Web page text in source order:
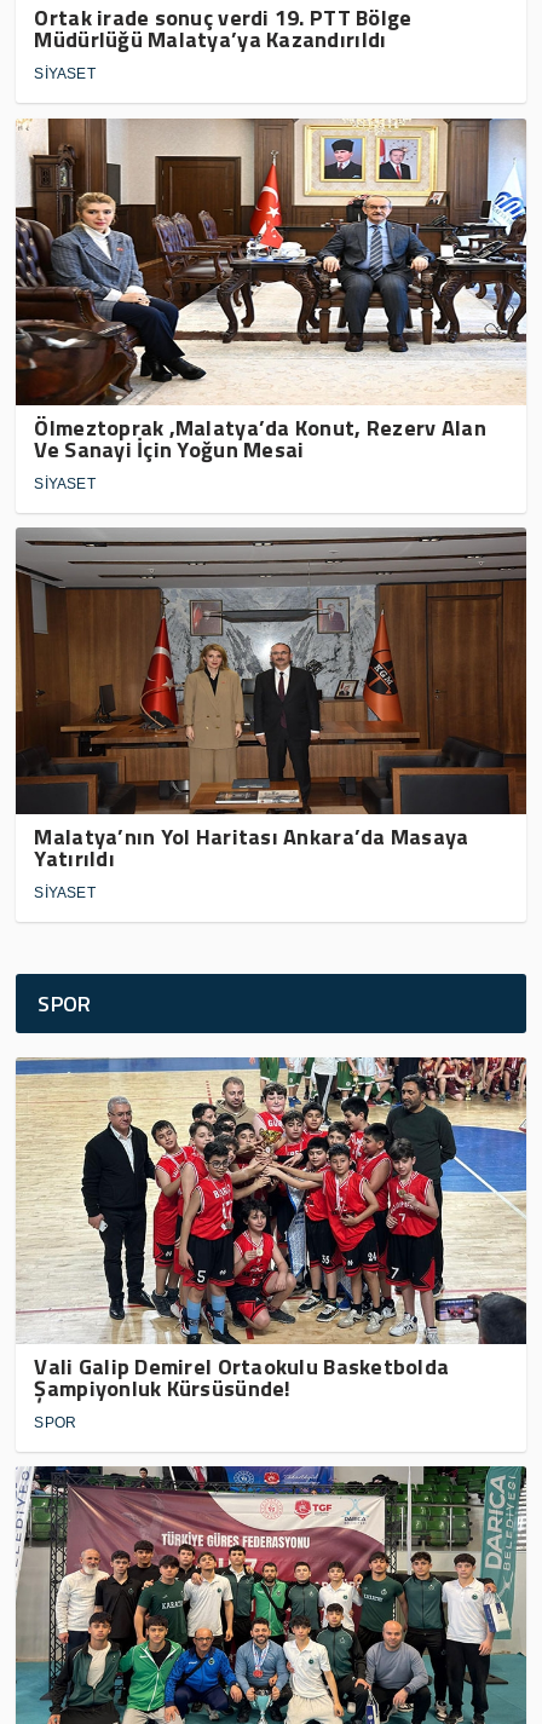
Ortak irade sonuç verdi 19. PTT Bölge
Müdürlüğü Malatya’ya Kazandırıldı
SİYASET
Ölmeztoprak ,Malatya’da Konut, Rezerv Alan
Ve Sanayi İçin Yoğun Mesai
SİYASET
Malatya’nın Yol Haritası Ankara’da Masaya
Yatırıldı
SİYASET
SPOR
Vali Galip Demirel Ortaokulu Basketbolda
Şampiyonluk Kürsüsünde!
SPOR